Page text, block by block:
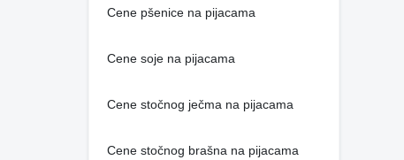
Cene pšenice na pijacama
Cene soje na pijacama
Cene stočnog ječma na pijacama
Cene stočnog brašna na pijacama